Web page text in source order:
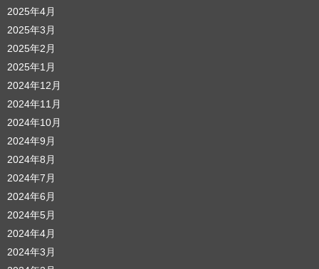
2025年4月
2025年3月
2025年2月
2025年1月
2024年12月
2024年11月
2024年10月
2024年9月
2024年8月
2024年7月
2024年6月
2024年5月
2024年4月
2024年3月